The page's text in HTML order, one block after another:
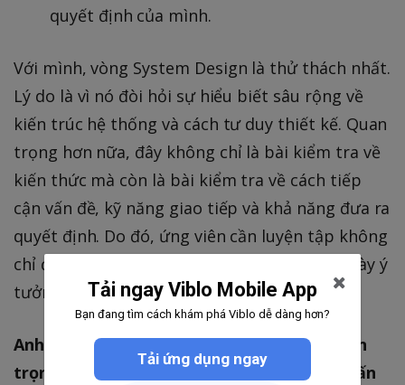
quyết định của mình.
Với mình, vòng System Design là thử thách nhất.
Lý do là vì nó đòi hỏi sự hiểu biết sâu rộng về
kiến trúc hệ thống và cách tư duy thiết kế. Quan
trọng hơn nữa, đây không chỉ là bài kiểm tra về
kiến thức mà còn là bài kiểm tra về cách tiếp
cận vấn đề, kỹ năng giao tiếp và khả năng đưa ra
quyết định. Do đó, ứng viên cần luyện tập không
chỉ để nắm chắc kiến thức mà còn để trình bày ý
tưởng một cách mạch lạc, thuyết phục.
Anh có thể chia sẻ một số kinh nghiệm quan
trọng giúp anh vượt qua các vòng phỏng vấn
Tải ngay Viblo Mobile App
Bạn đang tìm cách khám phá Viblo dễ dàng hơn?
Tải ứng dụng ngay